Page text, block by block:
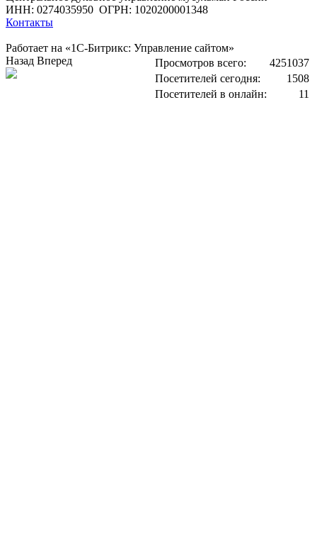
ИНН: 0274035950 ОГРН: 1020200001348
Контакты
Работает на «1С-Битрикс: Управление сайтом»
Просмотров всего:
4251037
Посетителей сегодня:
1508
Посетителей в онлайн:
11
Назад Вперед